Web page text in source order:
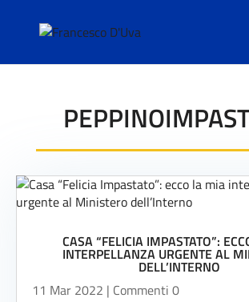
CASA “FELICIA IMPASTATO”:
INTERPELLANZA URGENTE AL
DELL’INTERNO
11 Mar 2022 | Commenti 0